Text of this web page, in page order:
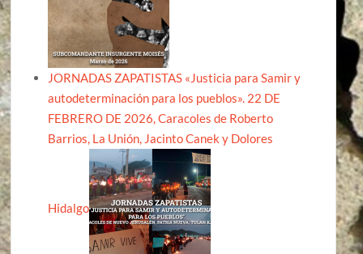
JORNADAS ZAPATISTAS «Justicia para Samir y
autodeterminación para los pueblos». 22 DE
FEBRERO DE 2026, Caracoles de Roberto
Barrios, La Unión, Jacinto Canek y Dolores
Hidalgo